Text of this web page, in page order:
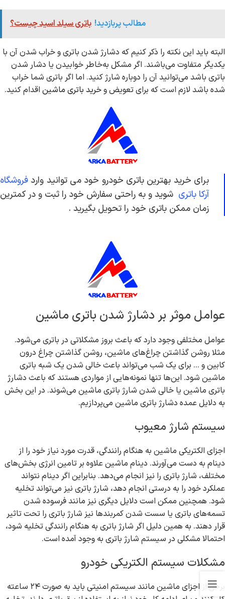
مطالب پربازدید! باتری سیلد اسید چیست؟
البته باید این نکته را ذکر کنیم که دشارژ شدن باتری و خراب شدن آن با
یکدیگر متفاوت می‌باشند. اگر مشکل به‌خاطر خوابیدن یا دشار شدن
باتری باشد می‌توانید آن را دوباره شارژ کنید. اما اگر باتری شما خراب
شده باشد لازم است که برای تعویض وخرید باتری ماشیناقدام کنید.
برای خرید بهترین باتری خودرو خود می توانید وارد فروشگاه
آرکا باتری شوید و به راحتی سفارش خود را ثبت و در کمترین
زمان ممکن باتری خود را تحویل بگیرید .
عوامل موثر بر دشارژ شدن باتری ماشین
عوامل مختلفی وجود دارد که باعث بروز مشکلاتی در باتری می‌شود.
مثلا روشن گذاشتن چراغ‌های ماشین، روشن گذاشتن چراغ درون
کابین و ... برای یک شب می‌تواند باعث خالی شدن یک شبه باتری
ماشین شود. این‌ها تنها نمونه‌هایی از مواردی هستند که باعث دشارژ
باتری ماشین یا خالی شدن شارژ باتری ماشین می‌شوند. در این بخش
به دلایل عمده دشارژ باتری ماشین می‌پردازیم.
سیستم شارژ معیوب
اجزای الکتریکی ماشین به هنگام رانندگی، قدرت مورد نیاز خود را از
دینام به دست می‌آورند. دینام ماشین علاوه بر تامین انرژی بخش‌های
مختلف، شارژ باتری را نیز انجام می‌دهد. بنابراین اگر دینام نتواند
عملکرد خود را به درستی انجام دهد، شارژ باتری نیز می‌تواند تخلیه
شود. همچنین ممکن است دلایل دیگری نیز مانند فرسوده شدن
تسمه‌های باتری یا سست شدن کمربندها نیز شارژ باتری را تحت تاثیر
قرار دهند. به همین دلیل اگر شارژ باتری به هنگام رانندگی تخلیه شود،
احتمالا مشکلی در سیستم شارژ باتری به وجود آمده است.
مشکلات سیستم الکتریکی خودرو
برخی از اجزای ماشین مانند سیستم امنیتی باید به صورت ۲۴ ساعته